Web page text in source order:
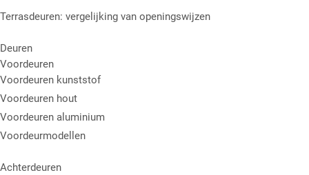
Terrasdeuren: vergelijking van openingswijzen
Deuren
Voordeuren
Voordeuren kunststof
Voordeuren hout
Voordeuren aluminium
Voordeurmodellen
Achterdeuren